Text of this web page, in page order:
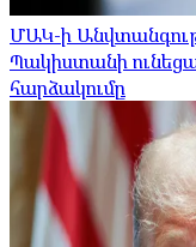
ՄԱԿ-ի
Պակիստանի
հարձակումը